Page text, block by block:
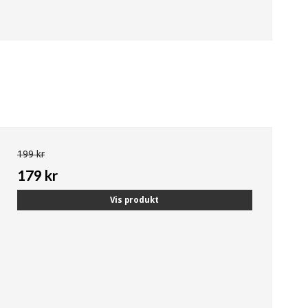
199 kr
179 kr
Vis produkt